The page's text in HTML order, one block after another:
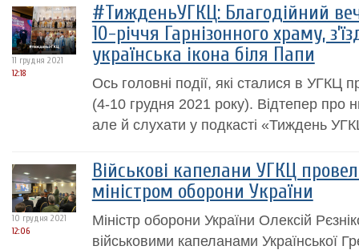
11 грудня 2021
12:18
#ТижденьУГКЦ: Благодійний
10-річчя Гарнізонного храму,
українська ікона біля Папи
Ось головні події, які сталися в УГКЦ
(4-10 грудня 2021 року). Відтепер про
але й слухати у подкасті «Тиждень
10 грудня 2021
12:06
Військові капелани УГКЦ
міністром оборони України
Міністр оборони України Олексій
військовими капеланами Української